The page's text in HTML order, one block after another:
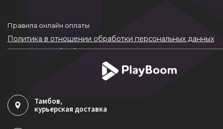
Правила онлайн оплаты
Политика в отношении обработки персональных данных
Согласие на обработку ПДн
Политика обработки файлов cookie
Тамбов,
курьерская доставка